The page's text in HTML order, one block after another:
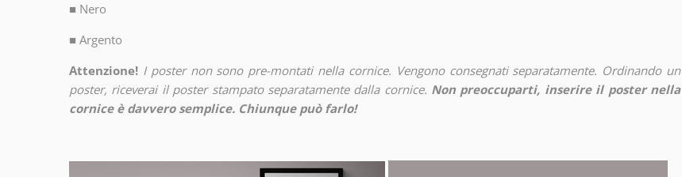
■ Nero
■ Argento
Attenzione! I poster non sono pre-montati nella cornice. Vengono consegnati separatamente. Ordinando un
poster, riceverai il poster stampato separatamente dalla cornice. Non preoccuparti, inserire il poster nella
cornice è davvero semplice. Chiunque può farlo!